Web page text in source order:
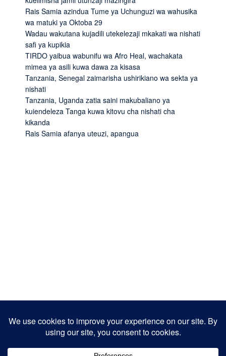
Rais Samia azindua Tume ya Uchunguzi wa wahusika
wa matuki ya Oktoba 29
Wadau wakutana kujadili utekelezaji mkakati wa nishati
safi ya kupikia
TIRDO yaibua wabunifu wa Afro Heal, wachakata
mimea ya asili kuwa dawa za kisasa
Tanzania, Senegal zaimarisha ushirikiano wa sekta ya
nishati
Tanzania, Uganda zatia saini makubaliano ya
kuiendeleza Tanga kuwa kitovu cha nishati cha
kikanda
Rais Samia afanya uteuzi, apangua